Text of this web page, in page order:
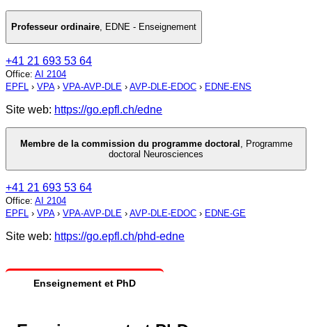
Professeur ordinaire, EDNE - Enseignement
+41 21 693 53 64
Office: AI 2104
EPFL › VPA› VPA-AVP-DLE › AVP-DLE-EDOC › EDNE-ENS
Site web: https://go.epfl.ch/edne
Membre de la commission du programme doctoral , Programme
doctoral Neurosciences
+41 21 693 53 64
Office: AI 2104
EPFL › VPA› VPA-AVP-DLE › AVP-DLE-EDOC › EDNE-GE
Site web: https://go.epfl.ch/phd-edne
Enseignement et PhD